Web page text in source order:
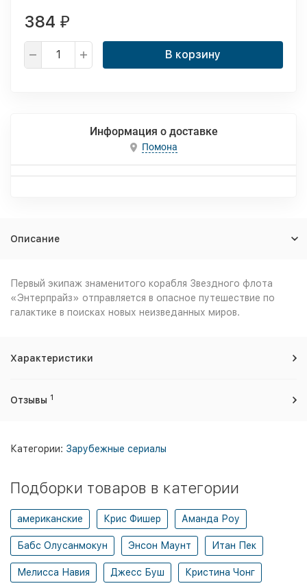
384 ₽
В корзину
Информация о доставке
Помона
Описание
Первый экипаж знаменитого корабля Звездного флота
«Энтерпрайз» отправляется в опасное путешествие по
галактике в поисках новых неизведанных миров.
Характеристики
Отзывы 1
Категории: Зарубежные сериалы
Подборки товаров в категории
американские Крис Фишер Аманда Роу
Бабс Олусанмокун Энсон Маунт Итан Пек
Мелисса Навия Джесс Буш Кристина Чонг